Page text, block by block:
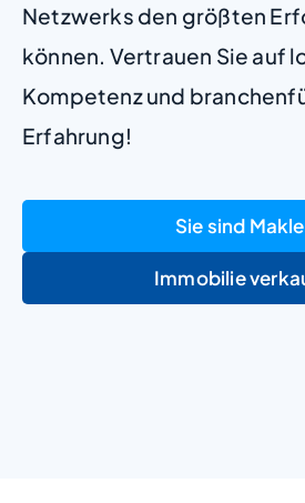
Netzwerks den größten
können. Vertrauen Sie auf
Kompetenz und
Erfahrung!
Sie sind
Immobilie